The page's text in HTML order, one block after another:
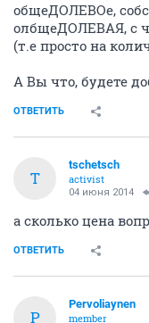
общеДОЛЕВОе,
олбщеДОЛЕВАЯ, с
(т.е просто на
А Вы что, будете
ОТВЕТИТЬ
T
tschetsch
activist
04 июня 2014
а сколько цена
ОТВЕТИТЬ
P
Pervoliaynen
member